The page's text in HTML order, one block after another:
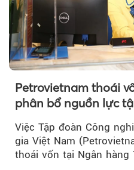
Petrovietnam thoái
phân bổ nguồn lực
Việc Tập đoàn Công
gia Việt Nam
thoái vốn tại Ngân hàng